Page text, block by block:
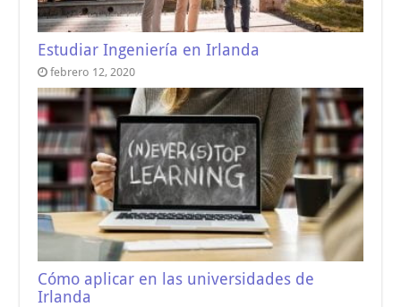
Estudiar Ingeniería en Irlanda
febrero 12, 2020
Cómo aplicar en las universidades de
Irlanda